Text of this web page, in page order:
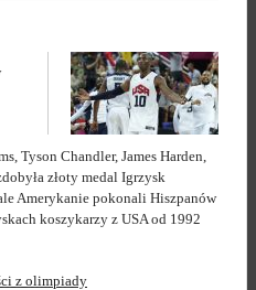
Tyson Chandler, James Harden,
złoty medal Igrzysk
Amerykanie pokonali Hiszpanów
koszykarzy z USA od 1992
z olimpiady